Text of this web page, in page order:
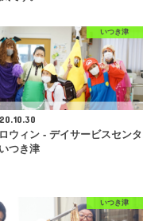
いつき津
ウィン - デイサービスセンタ
つき津
いつき津